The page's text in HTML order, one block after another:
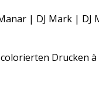
| DJ Mark | DJ
Drucken à